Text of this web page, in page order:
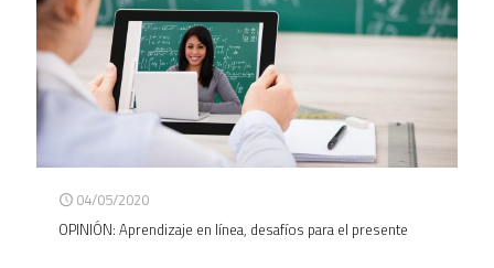
04/05/2020
OPINIÓN: Aprendizaje en línea, desafíos para el presente